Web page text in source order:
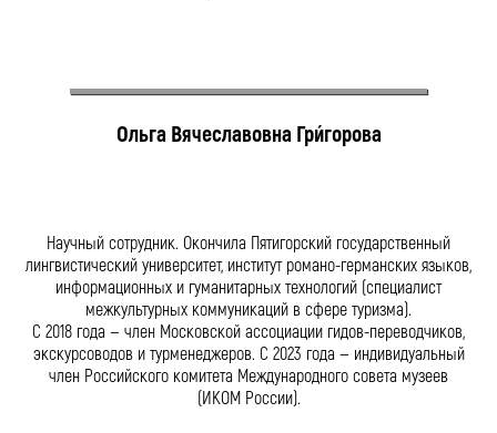
Ольга Вячеславовна Гри́горова
Научный сотрудник. Окончила Пятигорский государственный
лингвистический университет, институт романо-германских языков,
информационных и гуманитарных технологий (специалист
межкультурных коммуникаций в сфере туризма).
C 2018 года — член Московской ассоциации гидов-переводчиков,
экскурсоводов и турменеджеров. С 2023 года — индивидуальный
член Российского комитета Международного совета музеев
(ИКОМ России).